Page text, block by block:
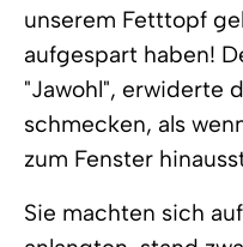
unserem Fetttopf
aufgespart haben!
"Jawohl", erwiderte
schmecken, als
zum Fenster
Sie machten sich